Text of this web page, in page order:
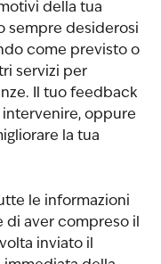
della tua
sempre desiderosi
come previsto o
servizi per
Il tuo feedback
oppure
la tua
le informazioni
di aver compreso il
inviato il